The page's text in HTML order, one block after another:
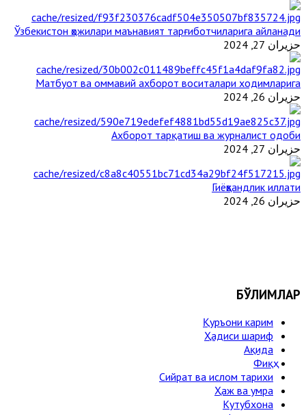
Ўзбекистон ҳожилари маънавият тарғиботчиларига айланади
حزيران 27, 2024
Матбуот ва оммавий ахборот воситалари ходимларига
حزيران 26, 2024
Ахборот тарқатиш ва журналист одоби
حزيران 27, 2024
Гиёҳвандлик иллати
حزيران 26, 2024
БЎЛИМЛАР
Қуръони карим
Ҳадиси шариф
Ақида
Фиқҳ
Сийрат ва ислом тарихи
Ҳаж ва умра
Кутубхона